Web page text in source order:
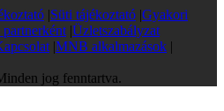
|Süti tájékoztató |Gyakori
|Üzletszabályzat
|MNB alkalmazások |
jog fenntartva.